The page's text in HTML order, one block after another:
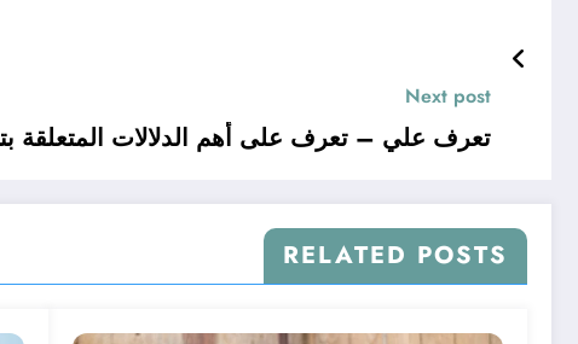
Next post
تعرف علي – تعرف على أهم الدلالات المتعلقة
RELATED POSTS